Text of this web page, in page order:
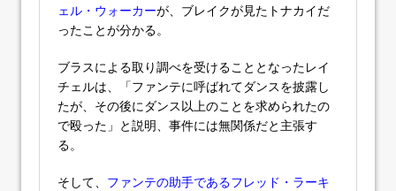
ェル・ウォーカーが、ブレイクが見たトナカイだ
ったことが分かる。
ブラスによる取り調べを受けることとなったレイ
チェルは、「ファンテに呼ばれてダンスを披露し
たが、その後にダンス以上のことを求められたの
で殴った」と説明、事件には無関係だと主張す
る。
そして、 ファンテの助手であるフレッド・ラーキ